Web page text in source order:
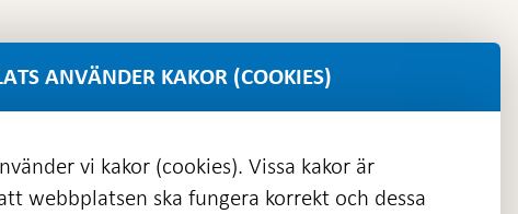
ANVÄNDER KAKOR (COOKIES)
vi kakor (cookies). Vissa kakor är
webbplatsen ska fungera korrekt och dessa